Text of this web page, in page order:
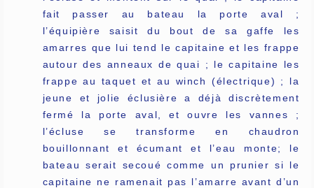
fait passer au bateau la porte aval ;
l’équipière saisit du bout de sa gaffe les
amarres que lui tend le capitaine et les frappe
autour des anneaux de quai ; le capitaine les
frappe au taquet et au winch (électrique) ; la
jeune et jolie éclusière a déjà discrètement
fermé la porte aval, et ouvre les vannes ;
l’écluse se transforme en chaudron
bouillonnant et écumant et l’eau monte; le
bateau serait secoué comme un prunier si le
capitaine ne ramenait pas l’amarre avant d’un